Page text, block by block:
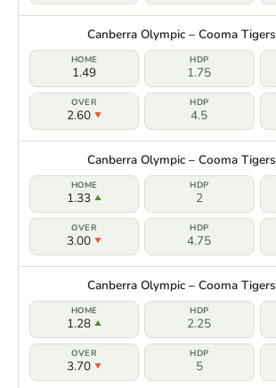
Canberra Olympic – Cooma Tigers
1.49 1.75
2.60 4.5
Canberra Olympic – Cooma Tigers
1.33 2
3.00 4.75
Canberra Olympic – Cooma Tigers
1.28 2.25
3.70 5